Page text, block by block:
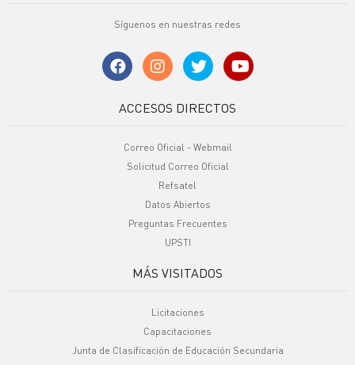
Síguenos en nuestras redes
ACCESOS DIRECTOS
Correo Oficial - Webmail
Solicitud Correo Oficial
Refsatel
Datos Abiertos
Preguntas Frecuentes
UPSTI
MÁS VISITADOS
Licitaciones
Capacitaciones
Junta de Clasificación de Educación Secundaria